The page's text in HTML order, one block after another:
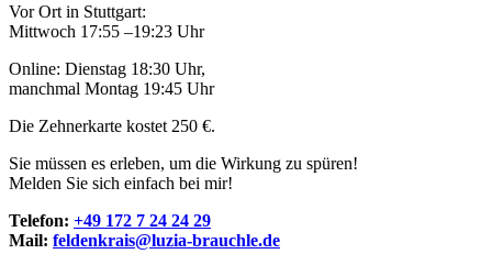
Vor Ort in Stuttgart:
Mittwoch 17:55 –19:23 Uhr
Online: Dienstag 18:30 Uhr,
manchmal Montag 19:45 Uhr
Die Zehnerkarte kostet 250 €.
Sie müssen es erleben, um die Wirkung zu spüren!
Melden Sie sich einfach bei mir!
Telefon: +49 172 7 24 24 29
Mail: feldenkrais@luzia-brauchle.de